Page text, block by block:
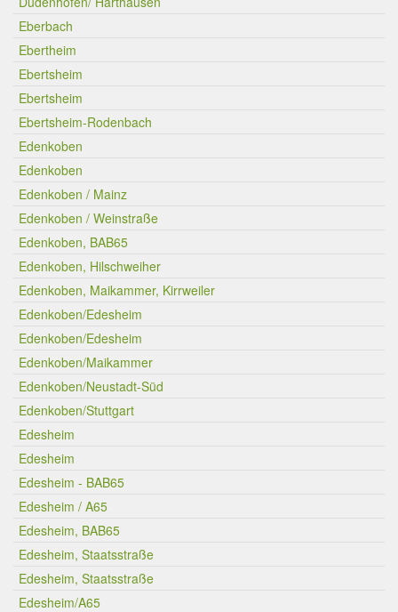
Eberbach
Ebertheim
Ebertsheim
Ebertsheim
Ebertsheim-Rodenbach
Edenkoben
Edenkoben
Edenkoben / Mainz
Edenkoben / Weinstraße
Edenkoben, BAB65
Edenkoben, Hilschweiher
Edenkoben, Maikammer, Kirrweiler
Edenkoben/Edesheim
Edenkoben/Edesheim
Edenkoben/Maikammer
Edenkoben/Neustadt-Süd
Edenkoben/Stuttgart
Edesheim
Edesheim
Edesheim - BAB65
Edesheim / A65
Edesheim, BAB65
Edesheim, Staatsstraße
Edesheim, Staatsstraße
Edesheim/A65